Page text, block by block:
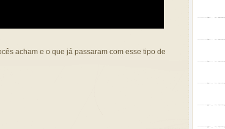
acham e o que já passaram com esse tipo de